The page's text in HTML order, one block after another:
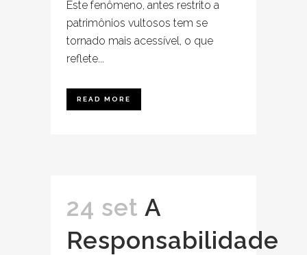
Este fenômeno, antes restrito a
patrimônios vultosos tem se
tornado mais acessível, o que
reflete...
READ MORE
24 set A
Responsabilidade